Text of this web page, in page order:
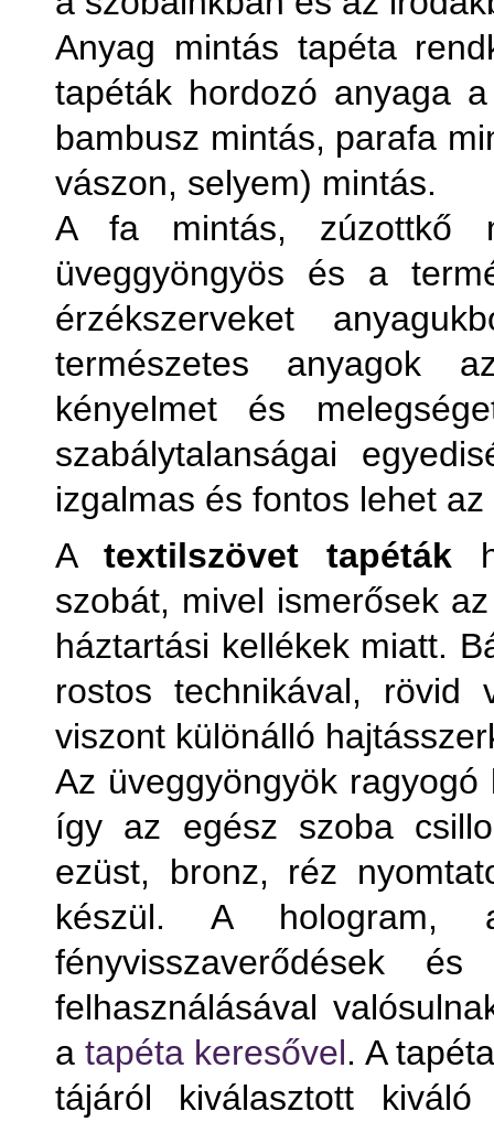
Anyag mintás tapéta
tapéták hordozó anyaga
bambusz mintás, parafa
vászon, selyem) mintás.
A fa mintás, zúzottkő
üveggyöngyös és a
érzékszerveket
természetes anyagok
kényelmet és
szabálytalanságai
izgalmas és fontos lehet
Atextilszövet tapéták
szobát, mivel ismerősek
háztartási kellékek miatt.
rostos technikával, rövid
viszont különálló
Az üveggyöngyök
így az egész szoba
ezüst, bronz, réz
készül. A hologram,
fényvisszaverődések
felhasználásával
atapéta keresővel. A
tájáról kiválasztott kiváló